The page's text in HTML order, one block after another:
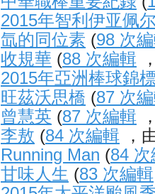
2015年智利伊亚佩
氙的同位素 (98 次
收規華 (88 次編輯
2015年亞洲棒球錦
旺茲沃思橋 (87 次
曾慧英 (87 次編輯
李敖 (84 次編輯 ，
Running Man (84
甘味人生 (83 次編輯